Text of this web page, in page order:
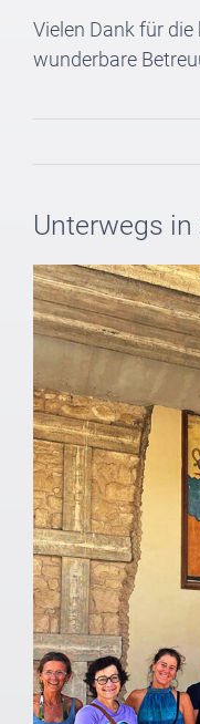
Vielen Dank für
wunderbare
Unterwegs